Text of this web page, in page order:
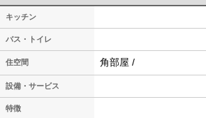
キッチン
バス・トイレ
住空間 角部屋 /
設備・サービス
特徴